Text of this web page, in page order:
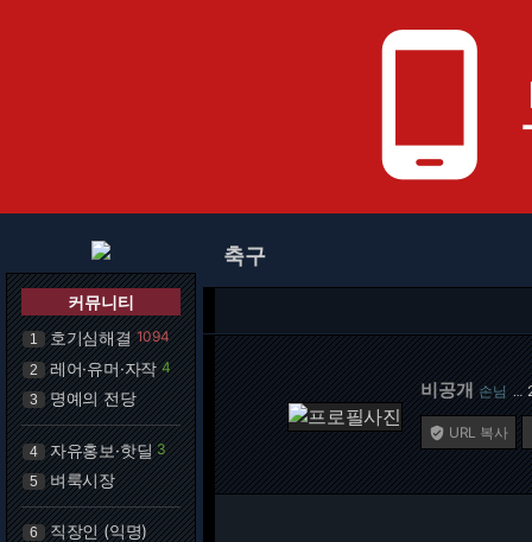
phone_android
커뮤니티
1 호기심해결 1094
2 레어·유머·자작 4
3 명예의 전당
4 자유홍보·핫딜 3
5 벼룩시장
6 직장인 (익명)
축구
비공개 손님 …
 URL 복사